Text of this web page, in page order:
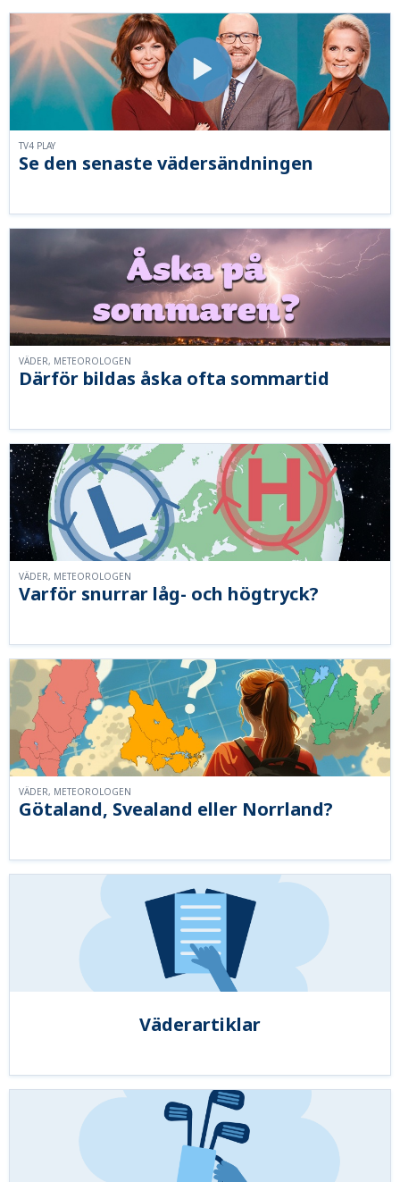
Se den senaste vädersändningen
TV4 PLAY
Därför bildas åska ofta sommartid
VÄDER, METEOROLOGEN
Varför snurrar låg- och högtryck?
VÄDER, METEOROLOGEN
Götaland, Svealand eller Norrland?
VÄDER, METEOROLOGEN
Väderartiklar